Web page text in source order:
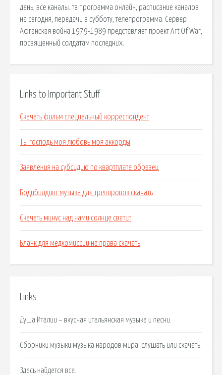
день, все каналы. тв программа онлайн, расписание каналов
на сегодня, передачи в субботу, телепрограмма. Сервер
Афганская война 1979-1989 представляет проект Art Of War,
посвященный солдатам последних.
Links to Important Stuff
Скачать фильм специальный корреспондент
Ты господь моя любовь моя аккорды
Заявления на субсидию по квартплате образец
Бодибилдинг музыка для тренировок скачать
Скачать минус над нами солнце светит
Бланк для медкомиссии на права скачать
Links
Душа Италии – вкусная итальянская музыка и песни.
Сборники музыки музыка народов мира: слушать или скачать.
Здесь найдется все.